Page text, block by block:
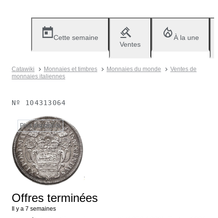
Cette semaine
Ventes
À la une
Catawiki Monnaies et timbres Monnaies du monde
Ventes de
monnaies italiennes
Nº 104313064
Plus disponible
Offres terminées
Il y a 7 semaines